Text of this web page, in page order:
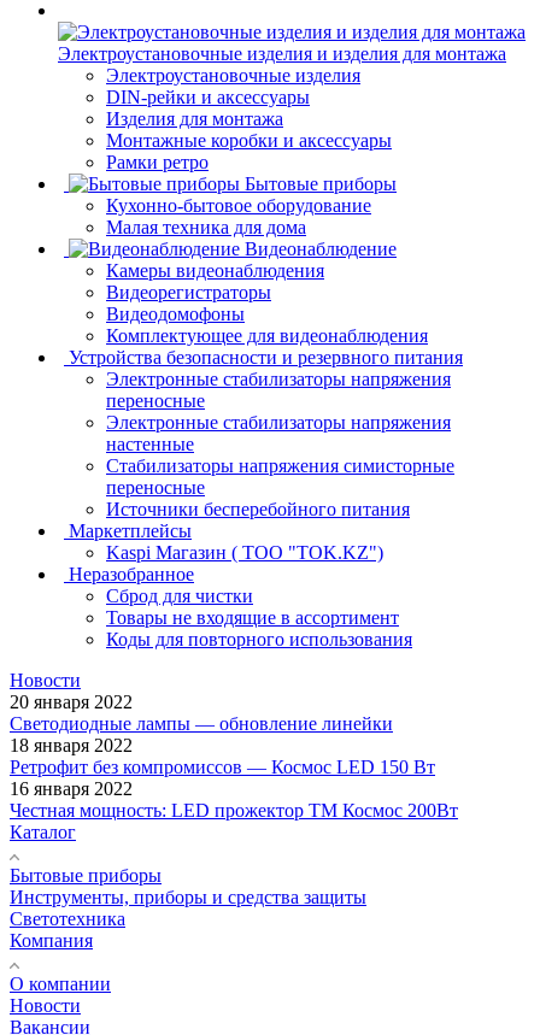
Электроустановочные изделия и изделия для монтажа
Электроустановочные изделия
DIN-рейки и аксессуары
Изделия для монтажа
Монтажные коробки и аксессуары
Рамки ретро
Бытовые приборы
Кухонно-бытовое оборудование
Малая техника для дома
Видеонаблюдение
Камеры видеонаблюдения
Видеорегистраторы
Видеодомофоны
Комплектующее для видеонаблюдения
Устройства безопасности и резервного питания
Электронные стабилизаторы напряжения
переносные
Электронные стабилизаторы напряжения
настенные
Стабилизаторы напряжения симисторные
переносные
Источники бесперебойного питания
Маркетплейсы
Kaspi Магазин ( ТОО "TOK.KZ")
Неразобранное
Сброд для чистки
Товары не входящие в ассортимент
Коды для повторного использования
Новости
20 января 2022
Светодиодные лампы — обновление линейки
18 января 2022
Ретрофит без компромиссов — Космос LED 150 Вт
16 января 2022
Честная мощность: LED прожектор ТМ Космос 200Вт
Каталог
Бытовые приборы
Инструменты, приборы и средства защиты
Светотехника
Компания
О компании
Новости
Вакансии